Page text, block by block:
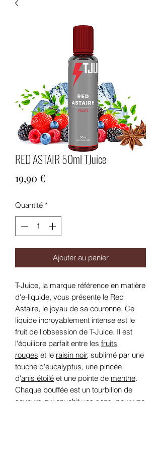
RED ASTAIR 50ml TJuice
19,90 €
Quantité *
Ajouter au panier
T-Juice, la marque référence en matière
d'e-liquide, vous présente le Red
Astaire, le joyau de sa couronne. Ce
liquide incroyablement intense est le
fruit de l'obsession de T-Juice. Il est
l'équilibre parfait entre les fruits
rouges et le raisin noir, sublimé par une
touche d'eucalyptus, une pincée
d'anis étoilé et une pointe de menthe.
Chaque bouffée est un tourbillon de
saveurs qui envahit vos sens, pour une